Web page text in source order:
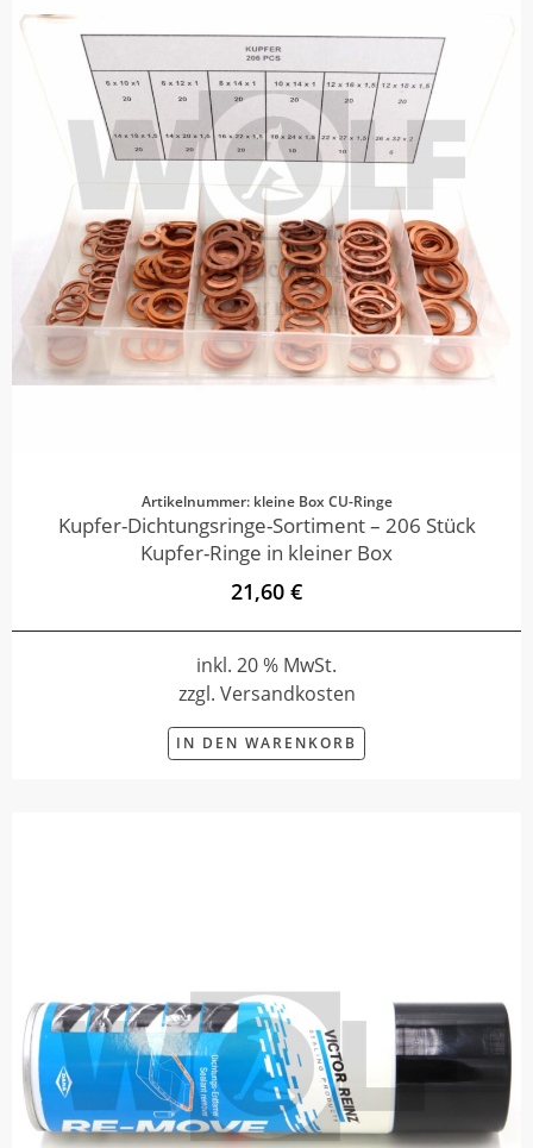
Artikelnummer: kleine Box CU-Ringe
Kupfer-Dichtungsringe-Sortiment – 206 Stück
Kupfer-Ringe in kleiner Box
21,60 €
inkl. 20 % MwSt.
zzgl. Versandkosten
IN DEN WARENKORB